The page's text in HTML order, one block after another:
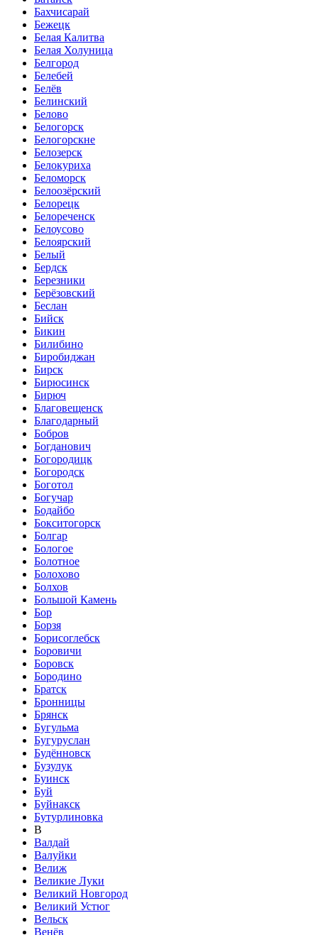
Бахчисарай
Бежецк
Белая Калитва
Белая Холуница
Белгород
Белебей
Белёв
Белинский
Белово
Белогорск
Белогорскне
Белозерск
Белокуриха
Беломорск
Белоозёрский
Белорецк
Белореченск
Белоусово
Белоярский
Белый
Бердск
Березники
Берёзовский
Беслан
Бийск
Бикин
Билибино
Биробиджан
Бирск
Бирюсинск
Бирюч
Благовещенск
Благодарный
Бобров
Богданович
Богородицк
Богородск
Боготол
Богучар
Бодайбо
Бокситогорск
Болгар
Бологое
Болотное
Болохово
Болхов
Большой Камень
Бор
Борзя
Борисоглебск
Боровичи
Боровск
Бородино
Братск
Бронницы
Брянск
Бугульма
Бугуруслан
Будённовск
Бузулук
Буинск
Буй
Буйнакск
Бутурлиновка
В
Валдай
Валуйки
Велиж
Великие Луки
Великий Новгород
Великий Устюг
Вельск
Венёв